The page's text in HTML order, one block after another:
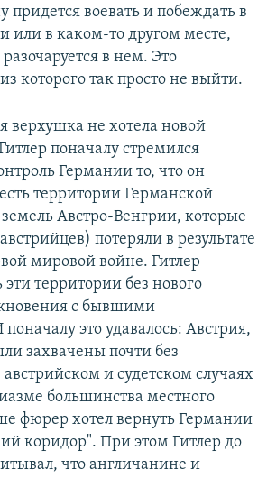
придется воевать и побеждать в
или в каком-то другом месте,
в нем. Это
которого так просто не выйти.
верхушка не хотела новой
поначалу стремился
Германии то, что он
территории Германской
Австро-Венгрии, которые
потеряли в результате
мировой войне. Гитлер
эти территории без нового
с бывшими
это удавалось: Австрия,
захвачены почти без
и судетском случаях
большинства местного
фюрер хотел вернуть Германии
коридор". При этом Гитлер до
что англичанине и